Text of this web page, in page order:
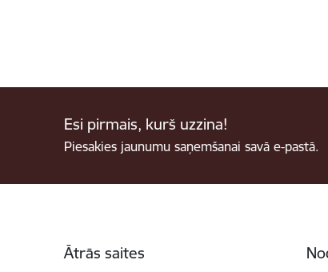
Esi pirmais, kurš uzzina!
Piesakies jaunumu saņemšanai savā e-pastā.
Ātrās saites